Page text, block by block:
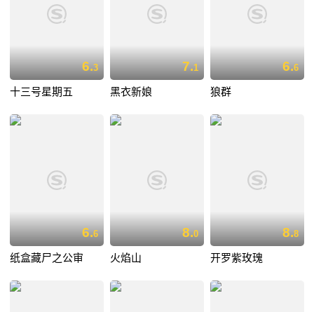
6.3
十三号星期五
7.1
黑衣新娘
6.6
狼群
6.6
纸盒藏尸之公审
8.0
火焰山
8.8
开罗紫玫瑰